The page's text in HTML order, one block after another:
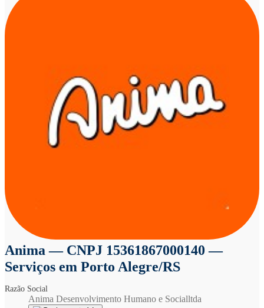
Anima— CNPJ 15361867000140 —
Serviços em Porto Alegre/RS
Razão Social
Anima Desenvolvimento Humano e Socialltda